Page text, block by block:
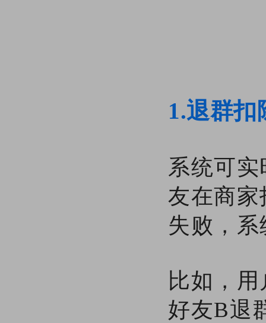
1.退群扣
系统可
友在商
失败，系
比如，
好友B退